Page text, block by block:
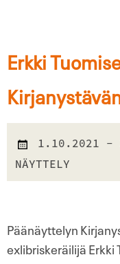
Erkki
1.10.2021 -
NÄYTTELY
Päänäyttelyn
exlibriskeräilijä Erkki